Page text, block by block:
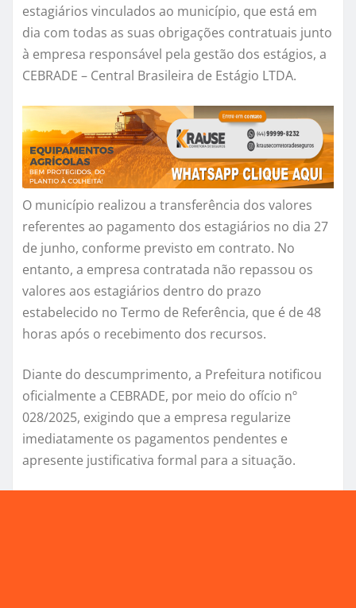
estagiários vinculados ao município, que está em
dia com todas as suas obrigações contratuais junto
à empresa responsável pela gestão dos estágios, a
CEBRADE – Central Brasileira de Estágio LTDA.
O município realizou a transferência dos valores
referentes ao pagamento dos estagiários no dia 27
de junho, conforme previsto em contrato. No
entanto, a empresa contratada não repassou os
valores aos estagiários dentro do prazo
estabelecido no Termo de Referência, que é de 48
horas após o recebimento dos recursos.
Diante do descumprimento, a Prefeitura notificou
oficialmente a CEBRADE, por meio do ofício nº
028/2025, exigindo que a empresa regularize
imediatamente os pagamentos pendentes e
apresente justificativa formal para a situação.